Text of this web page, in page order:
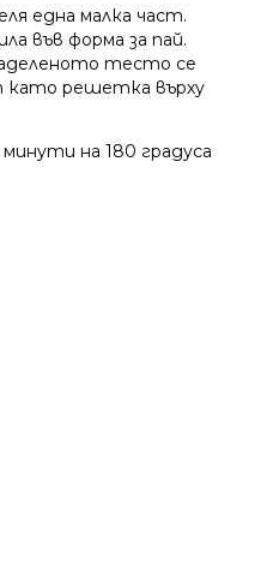
една малка част.
във форма за пай.
тесто се
като решетка върху
на 180 градуса